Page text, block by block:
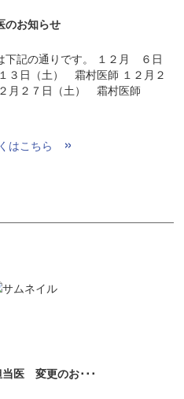
のお知らせ
下記の通りです。 １２月 ６日
３日（土） 霜村医師 １２月２
月２７日（土） 霜村医師
はこちら »
医 変更のお･･･